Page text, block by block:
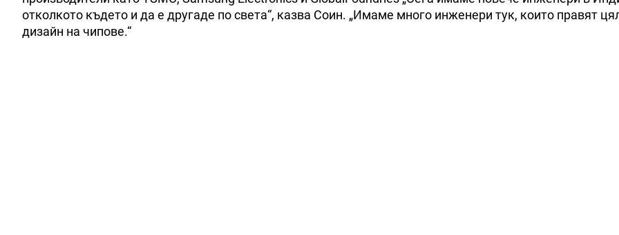
отколкото където и да е другаде по света“, казва Соин. „Имаме много инженери тук, които правят
дизайн на чипове.“